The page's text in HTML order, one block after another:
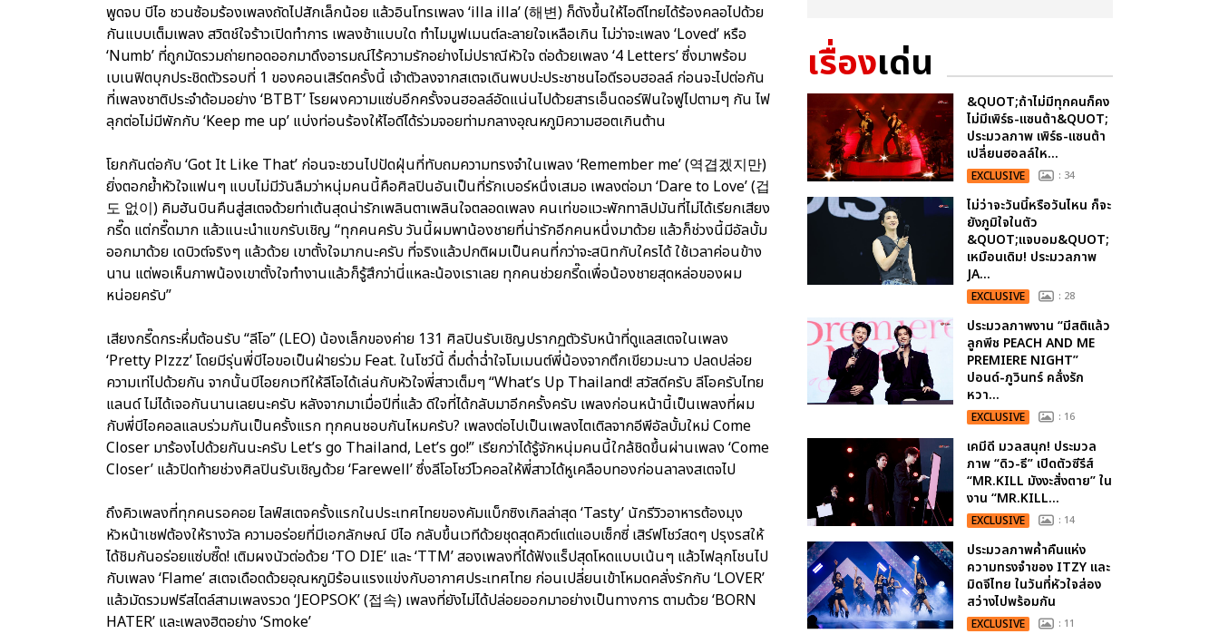
พูดจบ บีไอ ชวนซ้อมร้องเพลงถัดไปสักเล็กน้อย แล้วอินโทรเพลง ‘illa illa’ (해변) ก็ดังขึ้นให้ไอดีไทยได้ร้องคลอไปด้วย
กันแบบเต็มเพลง สวิตช์ใจร้าวเปิดทำการ เพลงช้าแบบใด ทำไมมูฟเมนต์ละลายใจเหลือเกิน ไม่ว่าจะเพลง ‘Loved’ หรือ
‘Numb’ ที่ถูกมัดรวมถ่ายทอดออกมาดึงอารมณ์ไร้ความรักอย่างไม่ปราณีหัวใจ ต่อด้วยเพลง ‘4 Letters’ ซึ่งมาพร้อม
เบเนฟิตบุกประชิดตัวรอบที่ 1 ของคอนเสิร์ตครั้งนี้ เจ้าตัวลงจากสเตจเดินพบปะประชาชนไอดีรอบฮอลล์ ก่อนจะไปต่อกัน
ที่เพลงชาติประจำด้อมอย่าง ‘BTBT’ โรยผงความแซ่บอีกครั้งจนฮอลล์อัดแน่นไปด้วยสารเอ็นดอร์ฟินใจฟูไปตามๆ กัน ไฟ
ลุกต่อไม่มีพักกับ ‘Keep me up’ แบ่งท่อนร้องให้ไอดีได้ร่วมจอยท่ามกลางอุณหภูมิความฮอตเกินต้าน
โยกกันต่อกับ ‘Got It Like That’ ก่อนจะชวนไปปัดฝุ่นที่ทับถมความทรงจำในเพลง ‘Remember me’ (역겹겠지만)
ยิ่งตอกย้ำหัวใจแฟนๆ แบบไม่มีวันลืมว่าหนุ่มคนนี้คือศิลปินอันเป็นที่รักเบอร์หนึ่งเสมอ เพลงต่อมา ‘Dare to Love’ (겁
도 없이) คิมฮันบินคืนสู่สเตจด้วยท่าเต้นสุดน่ารักเพลินตาเพลินใจตลอดเพลง คนเท่ขอแวะพักทาลิปมันที่ไม่ได้เรียกเสียง
กรี๊ด แต่กรี๊ดมาก แล้วแนะนำแขกรับเชิญ “ทุกคนครับ วันนี้ผมพาน้องชายที่น่ารักอีกคนหนึ่งมาด้วย แล้วก็ช่วงนี้มีอัลบั้ม
ออกมาด้วย เดบิวต์จริงๆ แล้วด้วย เขาตั้งใจมากนะครับ ที่จริงแล้วปกติผมเป็นคนที่กว่าจะสนิทกับใครได้ ใช้เวลาค่อนข้าง
นาน แต่พอเห็นภาพน้องเขาตั้งใจทำงานแล้วก็รู้สึกว่านี่แหละน้องเราเลย ทุกคนช่วยกรี๊ดเพื่อน้องชายสุดหล่อของผม
หน่อยครับ”
เสียงกรี๊ดกระหึ่มต้อนรับ “ลีโอ” (LEO) น้องเล็กของค่าย 131 ศิลปินรับเชิญปรากฏตัวรับหน้าที่ดูแลสเตจในเพลง
‘Pretty Plzzz’ โดยมีรุ่นพี่บีไอขอเป็นฝ่ายร่วม Feat. ในโชว์นี้ ดื่มด่ำฉ่ำใจโมเมนต์พี่น้องจากตึกเขียวมะนาว ปลดปล่อย
ความเท่ไปด้วยกัน จากนั้นบีไอยกเวทีให้ลีโอได้เล่นกับหัวใจพี่สาวเต็มๆ “What’s Up Thailand! สวัสดีครับ ลีโอครับไทย
แลนด์ ไม่ได้เจอกันนานเลยนะครับ หลังจากมาเมื่อปีที่แล้ว ดีใจที่ได้กลับมาอีกครั้งครับ เพลงก่อนหน้านี้เป็นเพลงที่ผม
กับพี่บีไอคอลแลบร่วมกันเป็นครั้งแรก ทุกคนชอบกันไหมครับ? เพลงต่อไปเป็นเพลงไตเติลจากอีพีอัลบั้มใหม่ Come
Closer มาร้องไปด้วยกันนะครับ Let’s go Thailand, Let’s go!” เรียกว่าได้รู้จักหนุ่มคนนี้ใกล้ชิดขึ้นผ่านเพลง ‘Come
Closer’ แล้วปิดท้ายช่วงศิลปินรับเชิญด้วย ‘Farewell’ ซึ่งลีโอโชว์โวคอลให้พี่สาวได้หูเคลือบทองก่อนลาลงสเตจไป
ถึงคิวเพลงที่ทุกคนรอคอย ไลฟ์สเตจครั้งแรกในประเทศไทยของคัมแบ็กซิงเกิลล่าสุด ‘Tasty’ นักรีวิวอาหารต้องมุง
หัวหน้าเชฟต้องให้รางวัล ความอร่อยที่มีเอกลักษณ์ บีไอ กลับขึ้นเวทีด้วยชุดสุดคิวต์แต่แอบเซ็กซี่ เสิร์ฟโชว์สดๆ ปรุงรสให้
ได้ชิมกันอร่อยแซ่บซี๊ด! เติมผงนัวต่อด้วย ‘TO DIE’ และ ‘TTM’ สองเพลงที่ได้ฟังแร็ปสุดโหดแบบเน้นๆ แล้วไฟลุกโชนไป
กับเพลง ‘Flame’ สเตจเดือดด้วยอุณหภูมิร้อนแรงแข่งกับอากาศประเทศไทย ก่อนเปลี่ยนเข้าโหมดคลั่งรักกับ ‘LOVER’
แล้วมัดรวมฟรีสไตล์สามเพลงรวด ‘JEOPSOK’ (접속) เพลงที่ยังไม่ได้ปล่อยออกมาอย่างเป็นทางการ ตามด้วย ‘BORN
HATER’ และเพลงฮิตอย่าง ‘Smoke’
เรื่องเด่น
&QUOT;ถ้าไม่มีทุกคนก็คง
ไม่มีเพิร์ธ-แซนต้า&QUOT;
ประมวลภาพ เพิร์ธ-แซนต้า
เปลี่ยนฮอลล์ให...
EXCLUSIVE : 34
ไม่ว่าจะวันนี้หรือวันไหน ก็จะ
ยังภูมิใจในตัว
&QUOT;แจบอม&QUOT;
เหมือนเดิม! ประมวลภาพ
JA...
EXCLUSIVE : 28
ประมวลภาพงาน “มีสติแล้ว
ลูกพีช PEACH AND ME
PREMIERE NIGHT”
ปอนด์-ภูวินทร์ คลั่งรัก
หวา...
EXCLUSIVE : 16
เคมีดี มวลสนุก! ประมวล
ภาพ “ดิว-ธี” เปิดตัวซีรีส์
“MR.KILL มังงะสั่งตาย” ใน
งาน “MR.KILL...
EXCLUSIVE : 14
ประมวลภาพค่ำคืนแห่ง
ความทรงจำของ ITZY และ
มิดจีไทย ในวันที่หัวใจส่อง
สว่างไปพร้อมกัน
EXCLUSIVE : 11